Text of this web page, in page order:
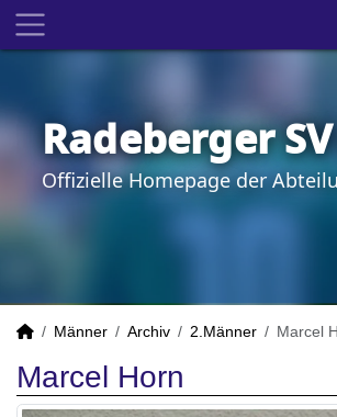
Radeberger SV
Offizielle Homepage der
Männer Archiv 2.Männer Marcel
Marcel Horn